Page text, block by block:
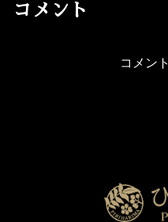
コメント
コメン